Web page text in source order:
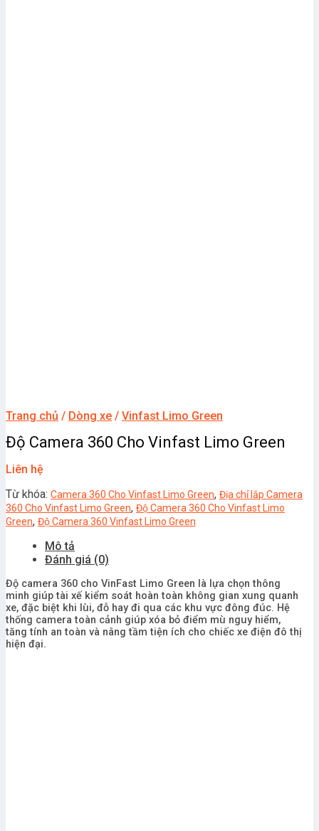
Trang chủ / Dòng xe / Vinfast Limo Green
Độ Camera 360 Cho Vinfast Limo Green
Liên hệ
Từ khóa: Camera 360 Cho Vinfast Limo Green, Địa chỉ lắp Camera
360 Cho Vinfast Limo Green, Độ Camera 360 Cho Vinfast Limo
Green, Độ Camera 360 Vinfast Limo Green
Mô tả
Đánh giá (0)
Độ camera 360 cho VinFast Limo Green là lựa chọn thông
minh giúp tài xế kiểm soát hoàn toàn không gian xung quanh
xe, đặc biệt khi lùi, đỗ hay đi qua các khu vực đông đúc. Hệ
thống camera toàn cảnh giúp xóa bỏ điểm mù nguy hiểm,
tăng tính an toàn và nâng tầm tiện ích cho chiếc xe điện đô thị
hiện đại.